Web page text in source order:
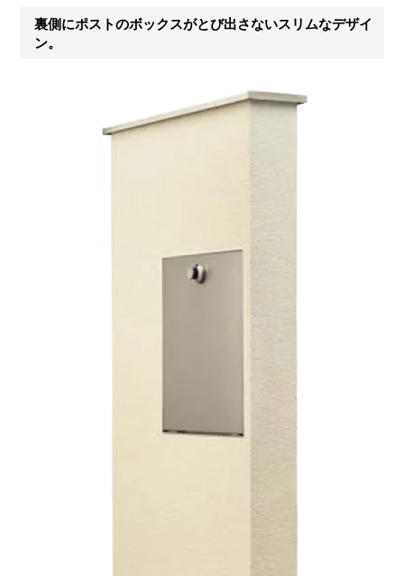
裏側にポストのボックスがとび出さないスリムなデザイ
ン。